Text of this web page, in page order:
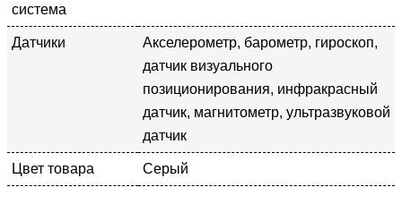
система
Датчики
Акселерометр, барометр, гироскоп,
датчик визуального
позиционирования, инфракрасный
датчик, магнитометр, ультразвуковой
датчик
Цвет товара Серый